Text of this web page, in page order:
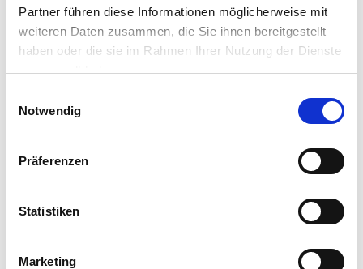
Partner führen diese Informationen möglicherweise mit
weiteren Daten zusammen, die Sie ihnen bereitgestellt
haben oder die sie im Rahmen Ihrer Nutzung der Dienste
gesammelt haben.
Notwendig
Präferenzen
Statistiken
Marketing
99,99 €